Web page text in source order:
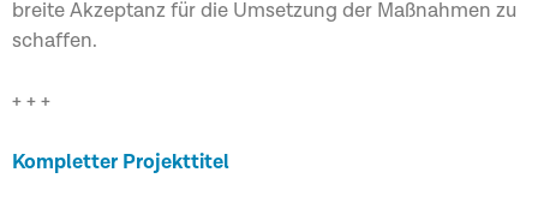
breite Akzeptanz für die Umsetzung der Maßnahmen zu
schaffen.
+ + +
Kompletter Projekttitel